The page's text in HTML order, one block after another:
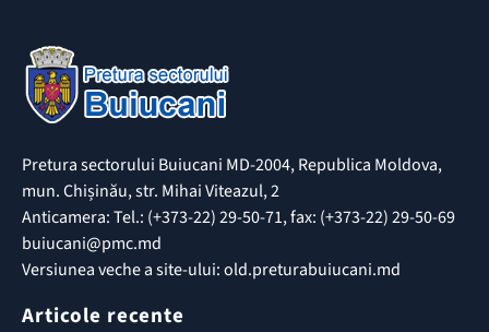
Pretura sectorului Buiucani MD-2004, Republica Moldova,
mun. Chișinău, str. Mihai Viteazul, 2
Anticamera: Tel.: (+373-22) 29-50-71, fax: (+373-22) 29-50-69
buiucani@pmc.md
Versiunea veche a site-ului: old.preturabuiucani.md
Articole recente